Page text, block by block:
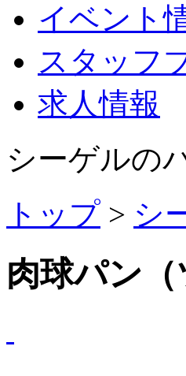
イベント
スタッフ
求人情報
シーゲルの
トップ > シ
肉球パン（